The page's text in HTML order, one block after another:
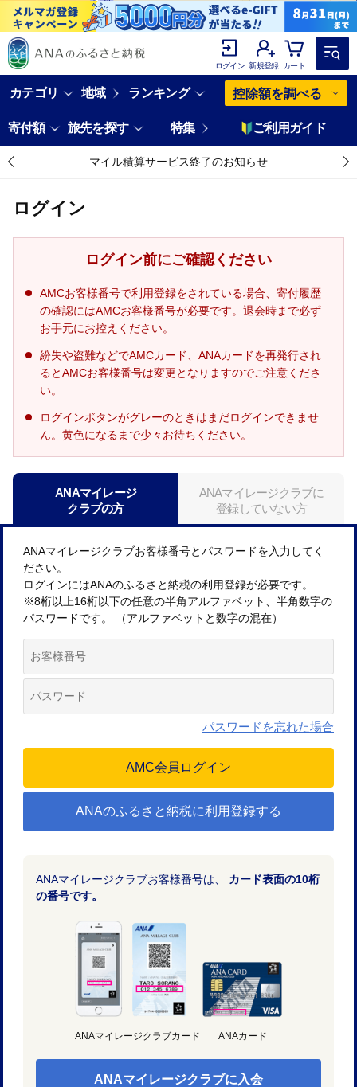
ログイン 新規登録 カート
カテゴリ 地域 ランキング 控除額を調べる
寄付額 旅先を探す 特集 ご利用ガイド
マイル積算サービス終了のお知らせ
ログイン
ログイン前にご確認ください
AMCお客様番号で利用登録をされている場合、寄付履歴
の確認にはAMCお客様番号が必要です。退会時まで必ず
お手元にお控えください。
紛失や盗難などでAMCカード、ANAカードを再発行され
るとAMCお客様番号は変更となりますのでご注意くださ
い。
ログインボタンがグレーのときはまだログインできませ
ん。黄色になるまで少々お待ちください。
ANAマイレージ
クラブの方
ANAマイレージクラブに
登録していない方
ANAマイレージクラブお客様番号とパスワードを入力してく
ださい。
ログインにはANAのふるさと納税の利用登録が必要です。
※8桁以上16桁以下の任意の半角アルファベット、半角数字の
パスワードです。 （アルファベットと数字の混在）
パスワードを忘れた場合
ANAのふるさと納税に利用登録する
ANAマイレージクラブお客様番号は、 カード表面の10桁
の番号です。
ANAマイレージクラブカード ANAカード
ANAマイレージクラブに入会